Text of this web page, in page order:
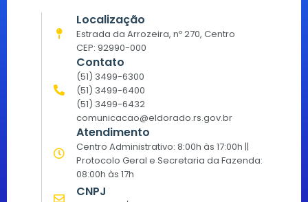
Localização
Estrada da Arrozeira, nº 270, Centro
CEP: 92990-000
Contato
(51) 3499-6300
(51) 3499-6400
(51) 3499-6432
comunicacao@eldorado.rs.gov.br
Atendimento
Centro Administrativo: 8:00h às 17:00h ||
Protocolo Geral e Secretaria da Fazenda:
08:00h às 17h
CNPJ